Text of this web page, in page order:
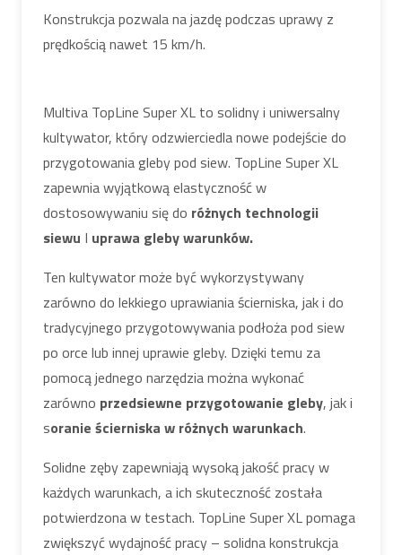
Konstrukcja pozwala na jazdę podczas uprawy z
prędkością nawet 15 km/h.
Multiva TopLine Super XL to solidny i uniwersalny
kultywator, który odzwierciedla nowe podejście do
przygotowania gleby pod siew. TopLine Super XL
zapewnia wyjątkową elastyczność w
dostosowywaniu się do różnych technologii
siewu I uprawa glebywarunków.
Ten kultywator może być wykorzystywany
zarówno do lekkiego uprawiania ścierniska, jak i do
tradycyjnego przygotowywania podłoża pod siew
po orce lub innej uprawie gleby. Dzięki temu za
pomocą jednego narzędzia można wykonać
zarówno przedsiewne przygotowanie gleby, jak i
soranie ścierniska w różnych warunkach.
Solidne zęby zapewniają wysoką jakość pracy w
każdych warunkach, a ich skuteczność została
potwierdzona w testach. TopLine Super XL pomaga
zwiększyć wydajność pracy – solidna konstrukcja